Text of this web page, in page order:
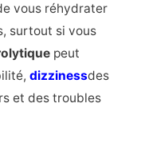
vous réhydrater
surtout si vous
peut
dizzinessdes
et des troubles